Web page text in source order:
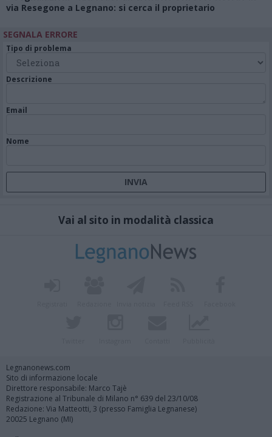
via Resegone a Legnano: si cerca il proprietario
SEGNALA ERRORE
Tipo di problema
Descrizione
Email
Nome
Vai al sito in modalità classica
Legnanonews.com
Sito di informazione locale
Direttore responsabile: Marco Tajè
Registrazione al Tribunale di Milano n° 639 del 23/10/08
Redazione: Via Matteotti, 3 (presso Famiglia Legnanese)
20025 Legnano (MI)